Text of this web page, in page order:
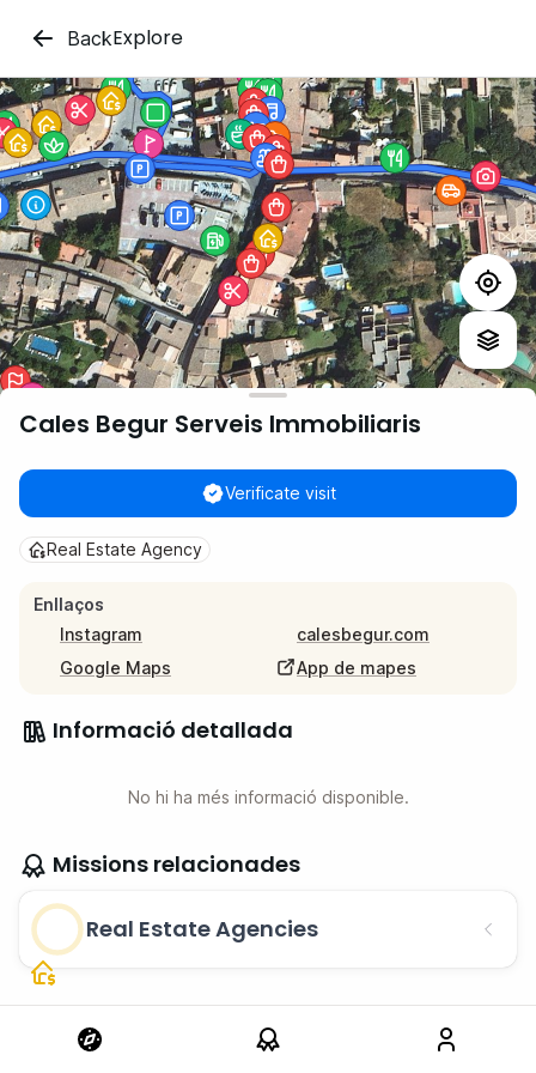
BackExplore
Cales Begur Serveis Immobiliaris
Verificate visit
Real Estate Agency
Enllaços
Instagram
calesbegur.com
Google Maps
App de mapes
Informació detallada
No hi ha més informació disponible.
Missions relacionades
Real Estate Agencies